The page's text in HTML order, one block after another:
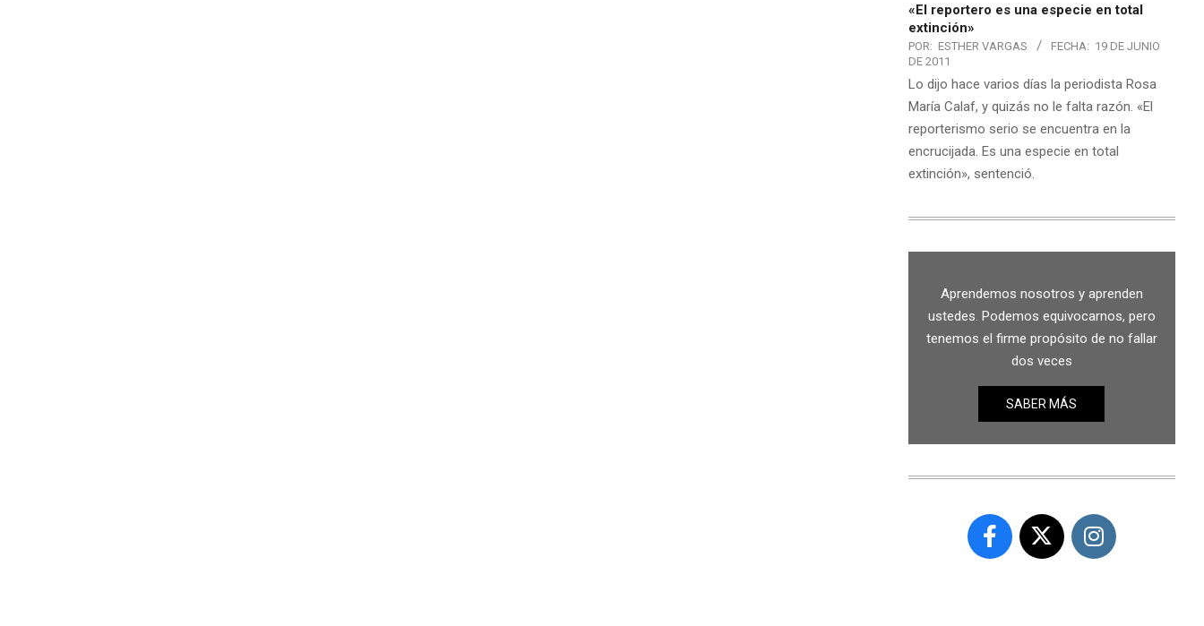
«El reportero es una especie en total
extinción»
POR: ESTHER VARGAS FECHA: 19 DE JUNIO
DE 2011
Lo dijo hace varios días la periodista Rosa
María Calaf, y quizás no le falta razón. «El
reporterismo serio se encuentra en la
encrucijada. Es una especie en total
extinción», sentenció.
Aprendemos nosotros y aprenden
ustedes. Podemos equivocarnos, pero
tenemos el firme propósito de no fallar
dos veces
SABER MÁS